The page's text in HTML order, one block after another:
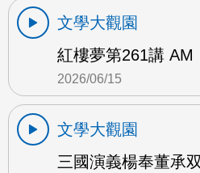
文學大觀園
紅樓夢第261講 AM
2026/06/15
文學大觀園
三國演義楊奉董承